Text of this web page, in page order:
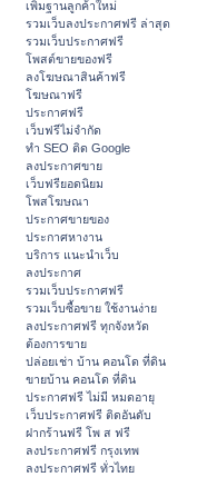
เพิ่มฐานลูกค้าใหม่
รวมเว็บลงประกาศฟรี ล่าสุด
รวมเว็บประกาศฟรี
โพสต์ขายของฟรี
ลงโฆษณาสินค้าฟรี
โฆษณาฟรี
ประกาศฟรี
เว็บฟรีไม่จำกัด
ทำ SEO ติด Google
ลงประกาศขาย
เว็บฟรียอดนิยม
โพสโฆษณา
ประกาศขายของ
ประกาศหางาน
บริการ แนะนำเว็บ
ลงประกาศ
รวมเว็บประกาศฟรี
รวมเว็บซื้อขาย ใช้งานง่าย
ลงประกาศฟรี ทุกจังหวัด
ต้องการขาย
ปล่อยเช่า บ้าน คอนโด ที่ดิน
ขายบ้าน คอนโด ที่ดิน
ประกาศฟรี ไม่มี หมดอายุ
เว็บประกาศฟรี ติดอันดับ
ฝากร้านฟรี โพ ส ฟรี
ลงประกาศฟรี กรุงเทพ
ลงประกาศฟรี ทั่วไทย